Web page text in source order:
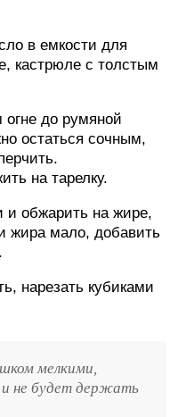
в емкости для
кастрюле с толстым
до румяной
остаться сочным,
на тарелку.
и обжарить на жире,
жира мало, добавить
нарезать кубиками
мелкими,
и не будет держать